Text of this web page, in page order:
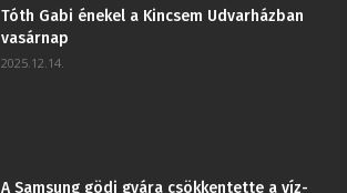
Tóth Gabi énekel a Kincsem Udvarházban
vasárnap
2025.12.14.
A Samsung gödi gyára csökkentette a víz-